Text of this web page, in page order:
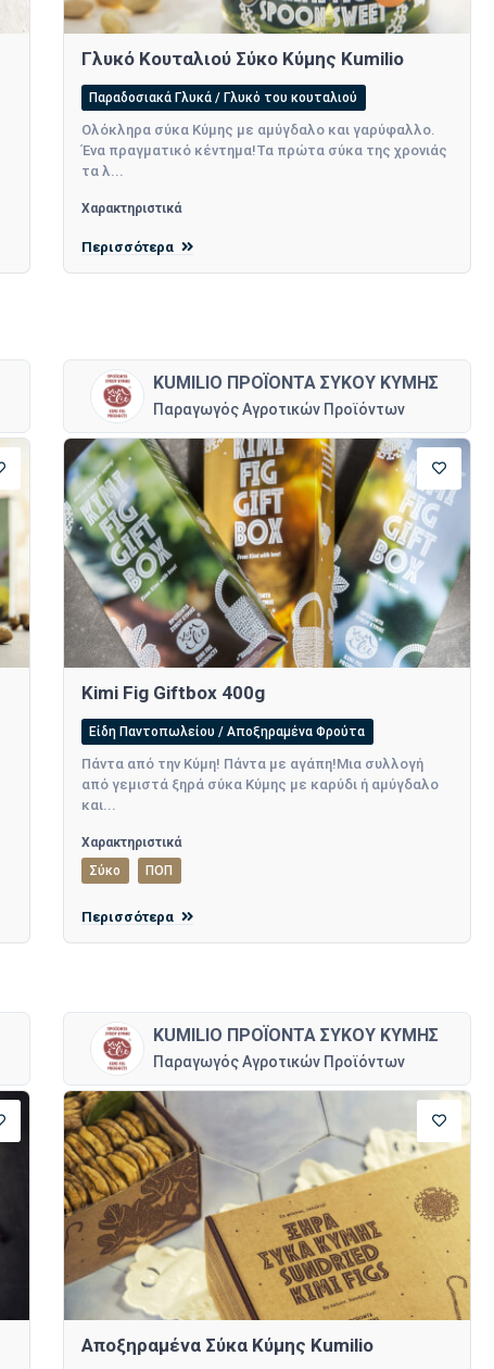
Γλυκό Κουταλιού Σύκο Κύμης Kumilio
Παραδοσιακά Γλυκά / Γλυκό του κουταλιού
Ολόκληρα σύκα Κύμης με αμύγδαλο και γαρύφαλλο.
Ένα πραγματικό κέντημα!Τα πρώτα σύκα της χρονιάς
τα λ...
Χαρακτηριστικά
Περισσότερα
KUMILIO ΠΡΟΪΟΝΤΑ ΣΥΚΟΥ ΚΥΜΗΣ
Παραγωγός Αγροτικών Προϊόντων
Kimi Fig Giftbox 400g
Είδη Παντοπωλείου / Αποξηραμένα Φρούτα
Πάντα από την Κύμη! Πάντα με αγάπη!Μια συλλογή
από γεμιστά ξηρά σύκα Κύμης με καρύδι ή αμύγδαλο
και...
Χαρακτηριστικά
Σύκο
ΠΟΠ
Περισσότερα
KUMILIO ΠΡΟΪΟΝΤΑ ΣΥΚΟΥ ΚΥΜΗΣ
Παραγωγός Αγροτικών Προϊόντων
Αποξηραμένα Σύκα Κύμης Kumilio